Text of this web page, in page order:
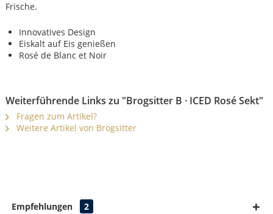
Frische.
Innovatives Design
Eiskalt auf Eis genießen
Rosé de Blanc et Noir
Weiterführende Links zu "Brogsitter B · ICED Rosé Sekt"
Fragen zum Artikel?
Weitere Artikel von Brogsitter
Empfehlungen 2